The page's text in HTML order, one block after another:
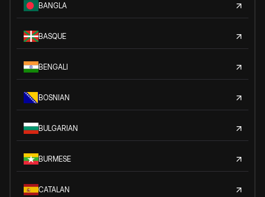
BANGLA
BASQUE
BENGALI
BOSNIAN
BULGARIAN
BURMESE
CATALAN